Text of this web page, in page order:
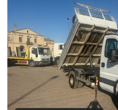
RICAMBI
ASSISTENZA